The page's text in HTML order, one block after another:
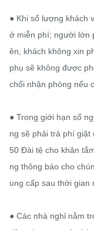
● Khi số lượng khách
ở miễn phí; người lớn
ên, khách không xin
phụ sẽ không được
chối nhận phòng nếu
● Trong giới hạn số
ng sẽ phải trả phí giặt
50 Đài tệ cho khăn
ng thông báo cho
ung cấp sau thời gian
● Các nhà nghỉ nằm